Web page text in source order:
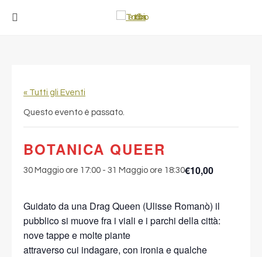
« Tutti gli Eventi
Questo evento è passato.
BOTANICA QUEER
30 Maggio ore 17:00 - 31 Maggio ore 18:30€10,00
Guidato da una Drag Queen (Ulisse Romanò) il
pubblico si muove fra i viali e i parchi della città:
nove tappe e molte piante
attraverso cui indagare, con ironia e qualche